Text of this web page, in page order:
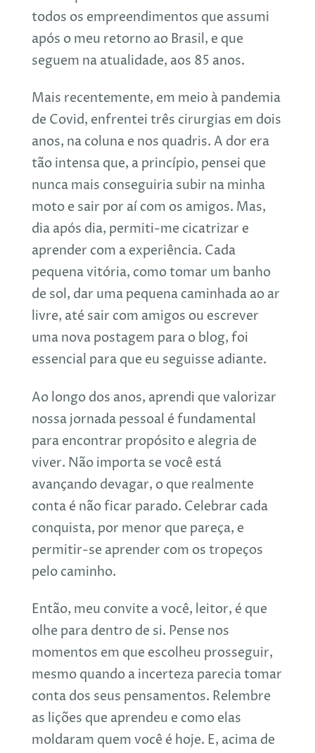
todos os empreendimentos que assumi
após o meu retorno ao Brasil, e que
seguem na atualidade, aos 85 anos.
Mais recentemente, em meio à pandemia
de Covid, enfrentei três cirurgias em dois
anos, na coluna e nos quadris. A dor era
tão intensa que, a princípio, pensei que
nunca mais conseguiria subir na minha
moto e sair por aí com os amigos. Mas,
dia após dia, permiti-me cicatrizar e
aprender com a experiência. Cada
pequena vitória, como tomar um banho
de sol, dar uma pequena caminhada ao ar
livre, até sair com amigos ou escrever
uma nova postagem para o blog, foi
essencial para que eu seguisse adiante.
Ao longo dos anos, aprendi que valorizar
nossa jornada pessoal é fundamental
para encontrar propósito e alegria de
viver. Não importa se você está
avançando devagar, o que realmente
conta é não ficar parado. Celebrar cada
conquista, por menor que pareça, e
permitir-se aprender com os tropeços
pelo caminho.
Então, meu convite a você, leitor, é que
olhe para dentro de si. Pense nos
momentos em que escolheu prosseguir,
mesmo quando a incerteza parecia tomar
conta dos seus pensamentos. Relembre
as lições que aprendeu e como elas
moldaram quem você é hoje. E, acima de